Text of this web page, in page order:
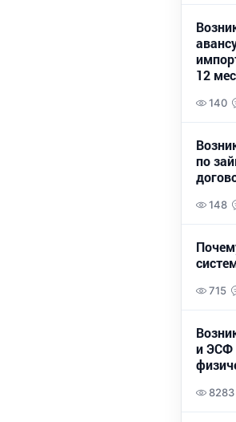
12
140
по
148
715
и ЭСФ
8283